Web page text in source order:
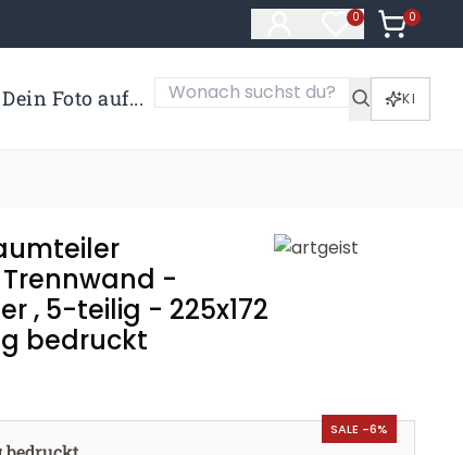
0
Artikel im
0
Artikel
Dein Foto auf... KI
-
, 5-teilig - 225x172
bedruckt
SALE -6%